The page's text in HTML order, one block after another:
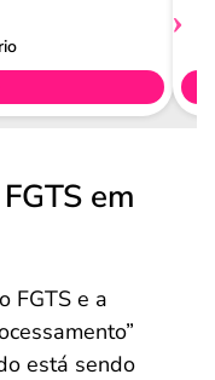
em
FGTS e a
está sendo